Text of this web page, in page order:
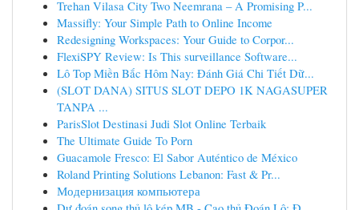
Trehan Vilasa City Two Neemrana – A Promising P...
Massifly: Your Simple Path to Online Income
Redesigning Workspaces: Your Guide to Corpor...
FlexiSPY Review: Is This surveillance Software...
Lô Top Miền Bắc Hôm Nay: Đánh Giá Chi Tiết Dữ...
(SLOT DANA) SITUS SLOT DEPO 1K NAGASUPER
TANPA ...
ParisSlot Destinasi Judi Slot Online Terbaik
The Ultimate Guide To Porn
Guacamole Fresco: El Sabor Auténtico de México
Roland Printing Solutions Lebanon: Fast & Pr...
Модернизация компьютера